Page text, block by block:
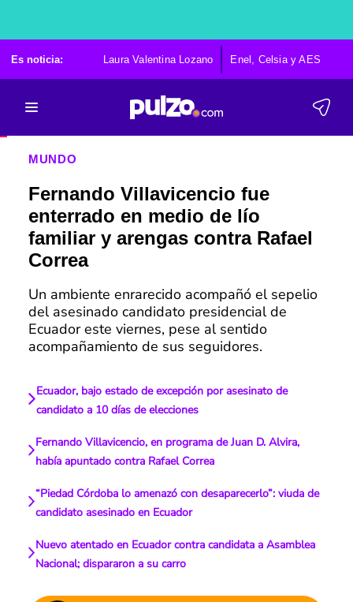
Es noticia: Laura Valentina Lozano Enel, Celsia y AES
MUNDO
Fernando Villavicencio fue
enterrado en medio de lío
familiar y arengas contra Rafael
Correa
Un ambiente enrarecido acompañó el sepelio
del asesinado candidato presidencial de
Ecuador este viernes, pese al sentido
acompañamiento de sus seguidores.
Ecuador, bajo estado de excepción por asesinato de
candidato a 10 días de elecciones
Fernando Villavicencio, en programa de Juan D. Alvira,
había apuntado contra Rafael Correa
“Piedad Córdoba lo amenazó con desaparecerlo”: viuda de
candidato asesinado en Ecuador
Nuevo atentado en Ecuador contra candidata a Asamblea
Nacional; dispararon a su carro